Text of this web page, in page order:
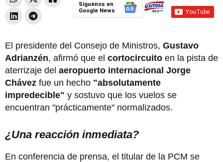
Síguenos en
Google News
El presidente del Consejo de Ministros, Gustavo
Adrianzén, afirmó que el cortocircuito en la pista de
aterrizaje del aeropuerto internacional Jorge
Chávez fue un hecho "absolutamente
impredecible" y sostuvo que los vuelos se
encuentran "prácticamente" normalizados.
¿Una reacción inmediata?
En conferencia de prensa, el titular de la PCM se